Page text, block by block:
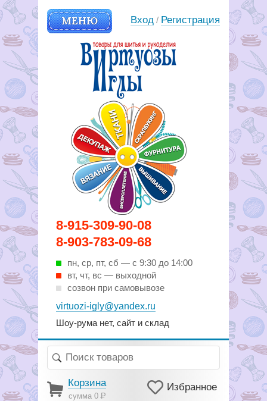
8-915-309-90-08
8-903-783-09-68
пн, ср, пт, cб — с 9:30 до 14:00
вт, чт, вс — выходной
созвон при самовывозе
virtuozi-igly@yandex.ru
Шоу-рума нет, сайт и склад
МЕНЮ
Вирутозы иглы. Товары для
шитья и рукоделья
Вход / Регистрация
Корзина
сумма 0Р
Избранное